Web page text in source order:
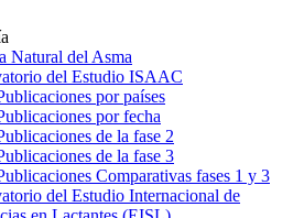
Natural del Asma
del Estudio ISAAC
por países
por fecha
de la fase 2
de la fase 3
Comparativas fases 1 y 3
del Estudio Internacional de